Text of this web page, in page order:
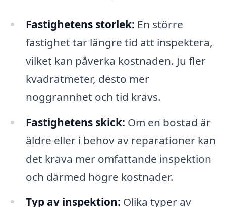
Fastighetens storlek: En större
fastighet tar längre tid att inspektera,
vilket kan påverka kostnaden. Ju fler
kvadratmeter, desto mer
noggrannhet och tid krävs.
Fastighetens skick: Om en bostad är
äldre eller i behov av reparationer kan
det kräva mer omfattande inspektion
och därmed högre kostnader.
Typ av inspektion: Olika typer av